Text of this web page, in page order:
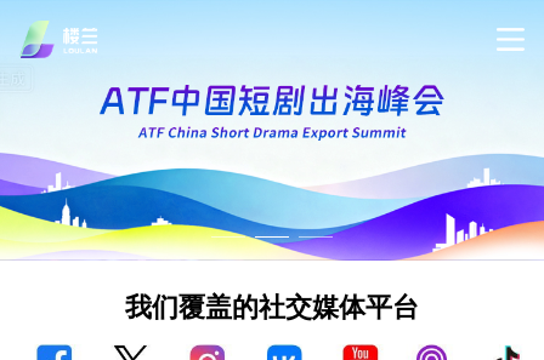
我们覆盖的社交媒体平台